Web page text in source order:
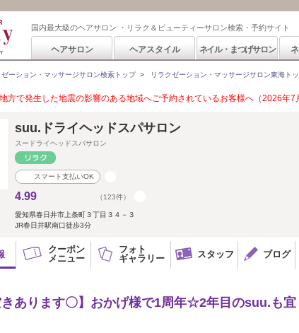
国内最大級のヘアサロン ・リラク＆ビューティーサロン検索・予約サイト
ヘアサロン ヘアスタイル ネイル・まつげサロン
ゼーション・マッサージサロン検索トップ> リラクゼーション・マッサージサロン東海ト
方で発生した地震の影響のある地域へご予約されているお客様へ（2026年7
suu.ドライヘッドスパサロン
スードライヘッドスパサロン
スマート支払いOK
4.99 （123件）
愛知県春日井市上条町３丁目３４－３
JR春日井駅南口徒歩3分
クーポン
メニュー
フォト
ギャラリー
スタッフ ブログ
きあります〇】おかげ様で1周年☆2年目のsuu.も宜